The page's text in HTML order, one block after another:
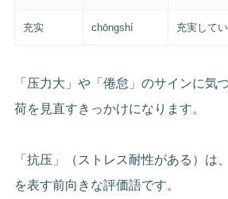
充实 chōngshí 充実して
「压力大」や「倦怠」のサインに気
荷を見直すきっかけになります。
「抗压」（ストレス耐性がある）は
を表す前向きな評価語です。